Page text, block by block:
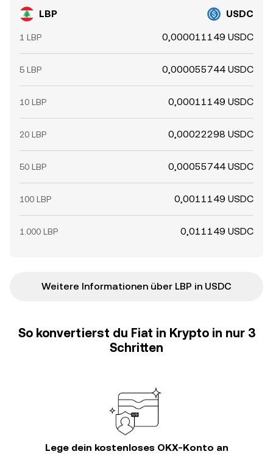
LBP USDC
1 LBP 0,000011149 USDC
5 LBP 0,000055744 USDC
10 LBP 0,00011149 USDC
20 LBP 0,00022298 USDC
50 LBP 0,00055744 USDC
100 LBP 0,0011149 USDC
1.000 LBP 0,011149 USDC
Weitere Informationen über LBP in USDC
So konvertierst du Fiat in Krypto in nur 3
Schritten
Lege dein kostenloses OKX-Konto an